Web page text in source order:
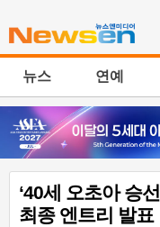
뉴스 연예
‘40세 오초아 승
최종 엔트리 발표